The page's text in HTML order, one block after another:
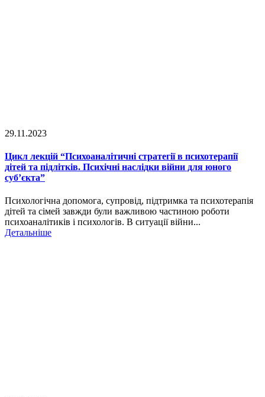
29.11.2023
Цикл лекцій “Психоаналітичні стратегії в психотерапії
дітей та підлітків. Психічні наслідки війни для юного
суб’єкта”
Психологічна допомога, супровід, підтримка та психотерапія
дітей та сімей завжди були важливою частиною роботи
психоаналітиків і психологів. В ситуації війни...
Детальніше